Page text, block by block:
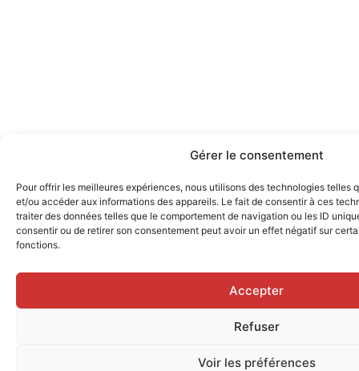
Gérer le consentement
Pour offrir les meilleures expériences, nous utilisons des technologies telles
et/ou accéder aux informations des appareils. Le fait de consentir à ces
traiter des données telles que le comportement de navigation ou les ID
consentir ou de retirer son consentement peut avoir un effet négatif sur
fonctions.
Accepter
Refuser
Voir les préférences